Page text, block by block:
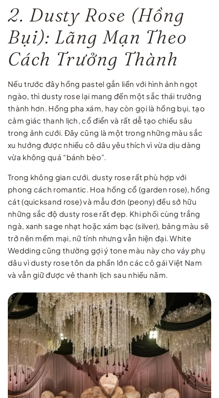
2. Dusty Rose (Hồng
Bụi): Lãng Mạn Theo
Cách Trưởng Thành
Nếu trước đây hồng pastel gắn liền với hình ảnh ngọt
ngào, thì dusty rose lại mang đến một sắc thái trưởng
thành hơn. Hồng pha xám, hay còn gọi là hồng bụi, tạo
cảm giác thanh lịch, cổ điển và rất dễ tạo chiều sâu
trong ảnh cưới. Đây cũng là một trong những màu sắc
xu hướng được nhiều cô dâu yêu thích vì vừa dịu dàng
vừa không quá “bánh bèo”.
Trong không gian cưới, dusty rose rất phù hợp với
phong cách romantic. Hoa hồng cổ (garden rose), hồng
cát (quicksand rose) và mẫu đơn (peony) đều sở hữu
những sắc độ dusty rose rất đẹp. Khi phối cùng trắng
ngà, xanh sage nhạt hoặc xám bạc (silver), bảng màu sẽ
trở nên mềm mại, nữ tính nhưng vẫn hiện đại. White
Wedding cũng thường gợi ý tone màu này cho váy phụ
dâu vì dusty rose tôn da phần lớn các cô gái Việt Nam
và vẫn giữ được vẻ thanh lịch sau nhiều năm.